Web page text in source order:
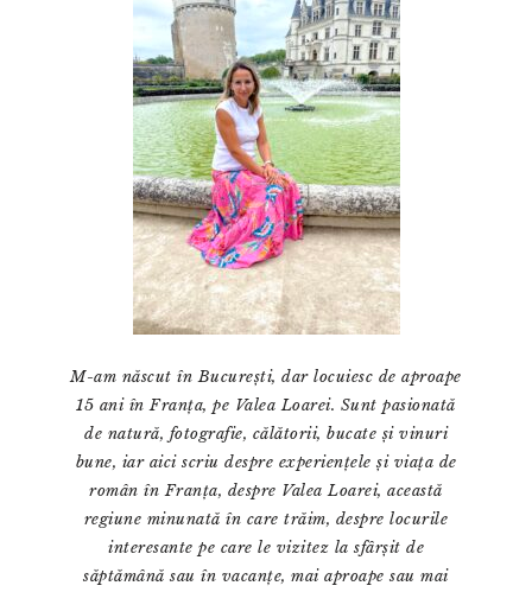
M-am născut în București, dar locuiesc de aproape
15 ani în Franța, pe Valea Loarei. Sunt pasionată
de natură, fotografie, călătorii, bucate și vinuri
bune, iar aici scriu despre experiențele și viața de
român în Franța, despre Valea Loarei, această
regiune minunată în care trăim, despre locurile
interesante pe care le vizitez la sfârșit de
săptămână sau în vacanțe, mai aproape sau mai